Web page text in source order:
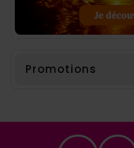
Promotions